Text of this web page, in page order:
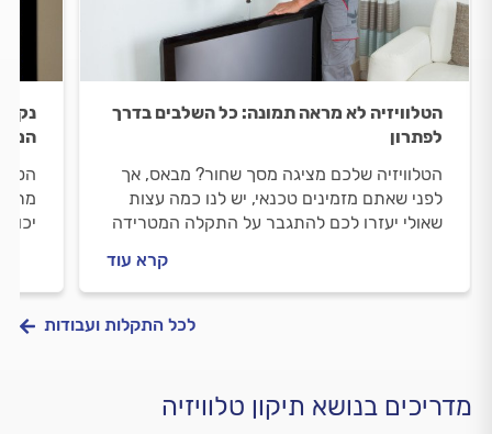
הטלוויזיה לא מראה תמונה: כל השלבים בדרך
לפתרון
הטלוויזיה שלכם מציגה מסך שחור? מבאס, אך
לפני שאתם מזמינים טכנאי, יש לנו כמה עצות
שאולי יעזרו לכם להתגבר על התקלה המטרידה
קרא עוד
לכל התקלות ועבודות
מדריכים בנושא תיקון טלוויזיה